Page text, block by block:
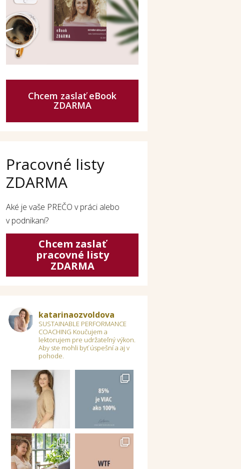
Chcem zaslať eBook
ZDARMA
Pracovné listy
ZDARMA
Aké je vaše PREČO v práci alebo
v podnikaní?
Chcem zaslať
pracovné listy
ZDARMA
katarinaozvoldova
SUSTAINABLE PERFORMANCE
COACHING Koučujem a
lektorujem pre udržateľný výkon.
Aby ste mohli byť úspešní a aj v
pohode.